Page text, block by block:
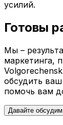
усилий.
Готовы
Мы –
маркетинга,
Volgorechensk
обсудить
помочь вам
Давайте обсудим